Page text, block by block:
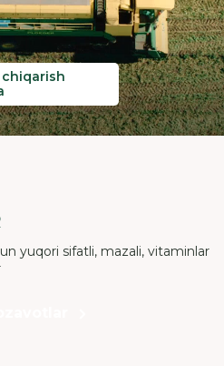
yuqori sifatli, mazali, vitaminlar